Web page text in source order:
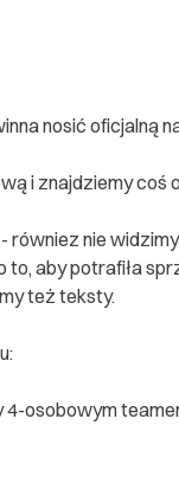
nosić oficjalną
i znajdziemy
równiez nie
aby potrafiła
też teksty.
4-osobowym